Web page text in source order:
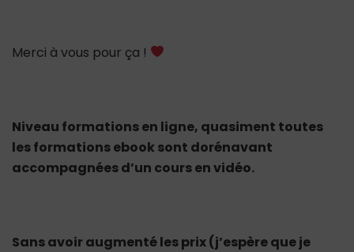
Merci à vous pour ça !
Niveau formations en ligne, quasiment toutes
les formations ebook sont dorénavant
accompagnées d’un cours en vidéo.
Sans avoir augmenté les prix (j’espère que je